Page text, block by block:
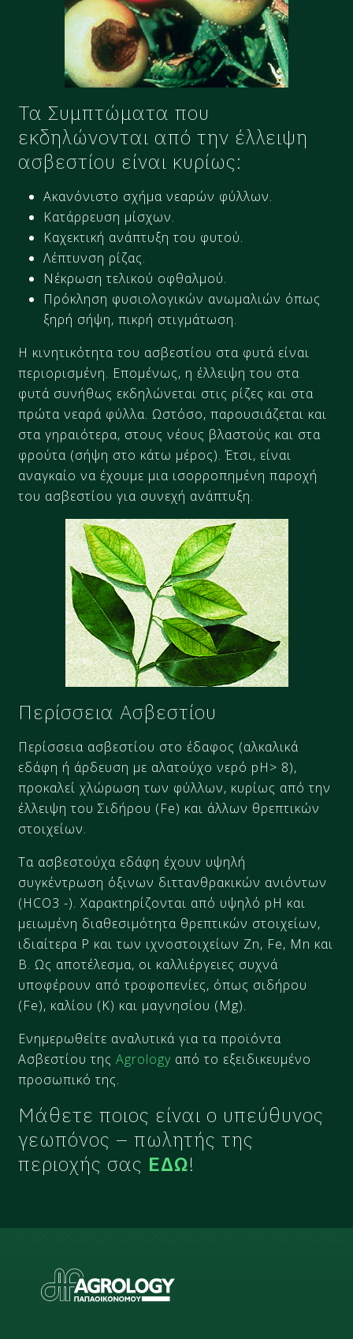
Τα Συμπτώματα που
εκδηλώνονται από την έλλειψη
ασβεστίου είναι κυρίως:
Ακανόνιστο σχήμα νεαρών φύλλων.
Κατάρρευση μίσχων.
Καχεκτική ανάπτυξη του φυτού.
Λέπτυνση ρίζας.
Νέκρωση τελικού οφθαλμού.
Πρόκληση φυσιολογικών ανωμαλιών όπως
ξηρή σήψη, πικρή στιγμάτωση.
Η κινητικότητα του ασβεστίου στα φυτά είναι
περιορισμένη. Επομένως, η έλλειψη του στα
φυτά συνήθως εκδηλώνεται στις ρίζες και στα
πρώτα νεαρά φύλλα. Ωστόσο, παρουσιάζεται και
στα γηραιότερα, στους νέους βλαστούς και στα
φρούτα (σήψη στο κάτω μέρος). Έτσι, είναι
αναγκαίο να έχουμε μια ισορροπημένη παροχή
του ασβεστίου για συνεχή ανάπτυξη.
Περίσσεια Ασβεστίου
Περίσσεια ασβεστίου στο έδαφος (αλκαλικά
εδάφη ή άρδευση με αλατούχο νερό pΗ> 8),
προκαλεί χλώρωση των φύλλων, κυρίως από την
έλλειψη του Σιδήρου (Fe) και άλλων θρεπτικών
στοιχείων.
Τα ασβεστούχα εδάφη έχουν υψηλή
συγκέντρωση όξινων διττανθρακικών ανιόντων
(HCO3 -). Χαρακτηρίζονται από υψηλό pH και
μειωμένη διαθεσιμότητα θρεπτικών στοιχείων,
ιδιαίτερα P και των ιχνοστοιχείων Zn, Fe, Mn και
B. Ως αποτέλεσμα, οι καλλιέργειες συχνά
υποφέρουν από τροφοπενίες, όπως σιδήρου
(Fe), καλίου (Κ) και μαγνησίου (Mg).
Ενημερωθείτε αναλυτικά για τα προϊόντα
Ασβεστίου τηςAgrology από το εξειδικευμένο
προσωπικό της.
Μάθετε ποιος είναι ο υπεύθυνος
γεωπόνος – πωλητής της
περιοχής σας ΕΔΩ!